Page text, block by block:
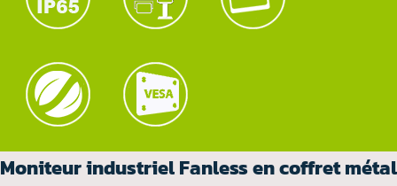
Moniteur industriel Fanless en coffret métal